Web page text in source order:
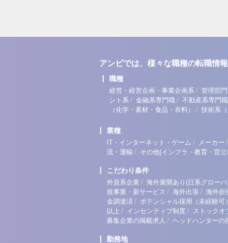
アンビでは、様々な職種の転職情
職種
経営・経営企画・事業企画系 / 管理部
ント系 / 金融系専門職 / 不動産系専門職
（化学・素材・食品・衣料）
/ 技術系
業種
IT・インターネット・ゲーム / メーカー /
流・運輸 / その他(インフラ・教育・官
こだわり条件
外資系企業 / 海外展開あり(日系グロー
規事業・新サービス / 海外出張 / 海外折
金調達済 / ポテンシャル採用（未経験可）
以上 / インセンティブ制度 / ストックオ
募集企業の掲載求人 / ヘッドハンターの
勤務地